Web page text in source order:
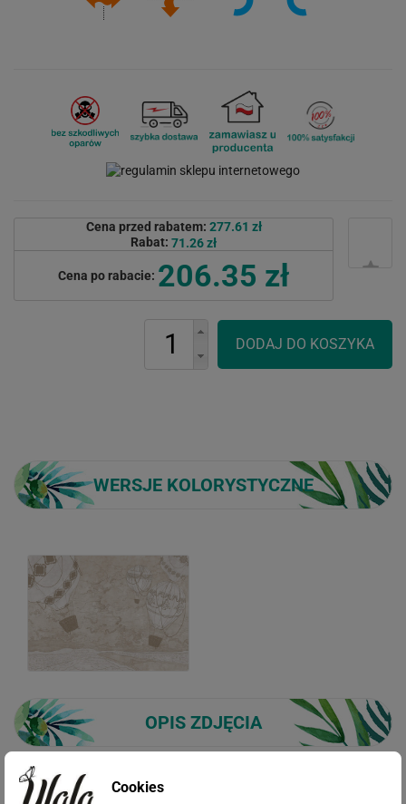
Cena przed rabatem: 277.61 zł
Rabat: 71.26 zł
Cena po rabacie: 206.35 zł
WERSJE KOLORYSTYCZNE
OPIS ZDJĘCIA
Cookies